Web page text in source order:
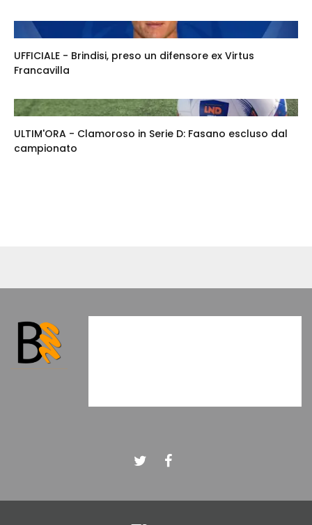
UFFICIALE - Brindisi, preso un difensore ex Virtus
Francavilla
ULTIM'ORA - Clamoroso in Serie D: Fasano escluso dal
campionato